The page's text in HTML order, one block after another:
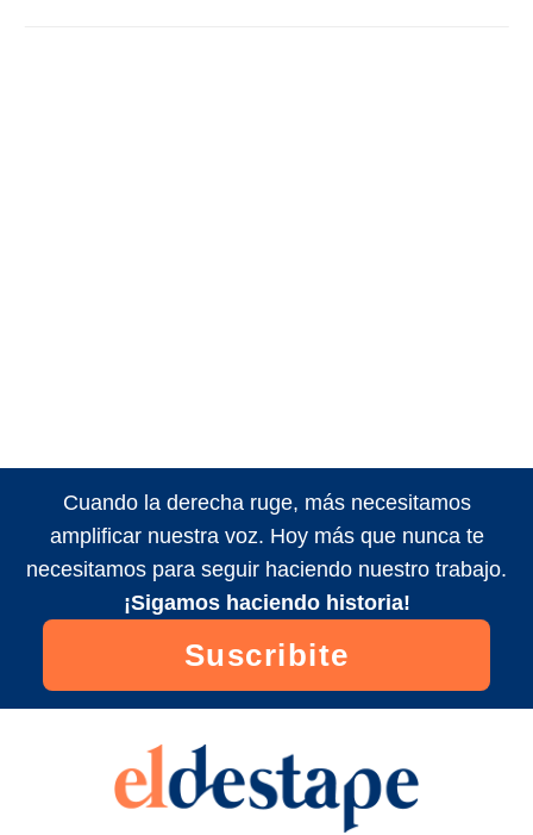
Cuando la derecha ruge, más necesitamos
amplificar nuestra voz. Hoy más que nunca te
necesitamos para seguir haciendo nuestro trabajo.
¡Sigamos haciendo historia!
Suscribite